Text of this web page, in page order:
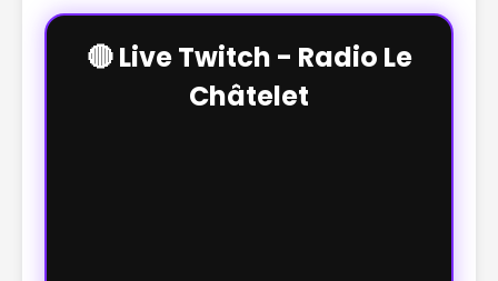
🔴 Live Twitch - Radio Le
Châtelet